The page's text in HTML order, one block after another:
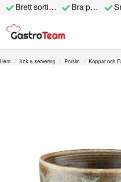
Brett sortiment Bra priser
Hem Kök & servering Porslin Koppar och